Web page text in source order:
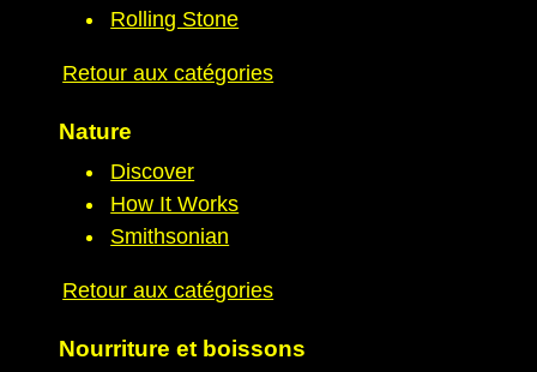
Rolling Stone
Retour aux catégories
Nature
Discover
How It Works
Smithsonian
Retour aux catégories
Nourriture et boissons